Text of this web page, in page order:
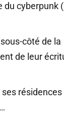
du cyberpunk
côté de la
de leur
ses résidences